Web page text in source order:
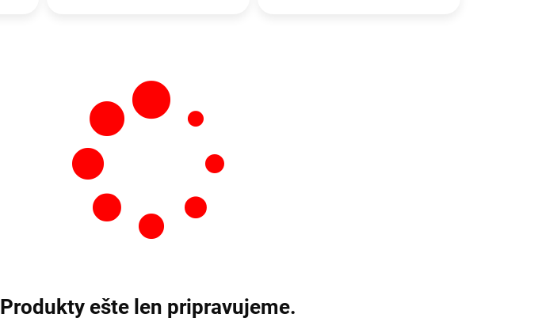
Produkty ešte len pripravujeme.